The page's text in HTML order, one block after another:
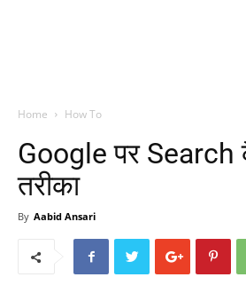
Home How To
Google पर
तरीका
By Aabid Ansari